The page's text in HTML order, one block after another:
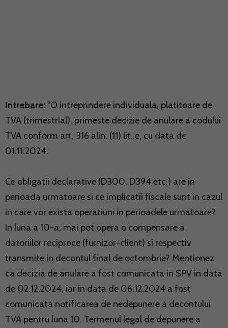
Intrebare:"O intreprindere individuala, platitoare de
TVA (trimestrial), primeste decizie de anulare a codului
TVA conform art. 316 alin. (11) lit. e, cu data de
01.11.2024.
Ce obligatii declarative (D300, D394 etc.) are in
perioada urmatoare si ce implicatii fiscale sunt in cazul
in care vor exista operatiuni in perioadele urmatoare?
In luna a 10-a, mai pot opera o compensare a
datoriilor reciproce (furnizor-client) si respectiv
transmite in decontul final de octombrie? Mentionez
ca decizia de anulare a fost comunicata in SPV in data
de 02.12.2024, iar in data de 06.12.2024 a fost
comunicata notificarea de nedepunere a decontului
TVA pentru luna 10. Termenul legal de depunere a